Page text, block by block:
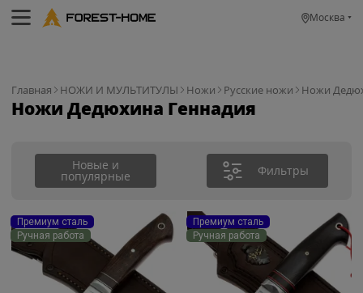
Москва
Главная НОЖИ И МУЛЬТИТУЛЫ Ножи Русские ножи Ножи
Ножи Дедюхина Геннадия
Новые и
популярные Фильтры
Премиум сталь
Ручная работа
Премиум сталь
Ручная работа